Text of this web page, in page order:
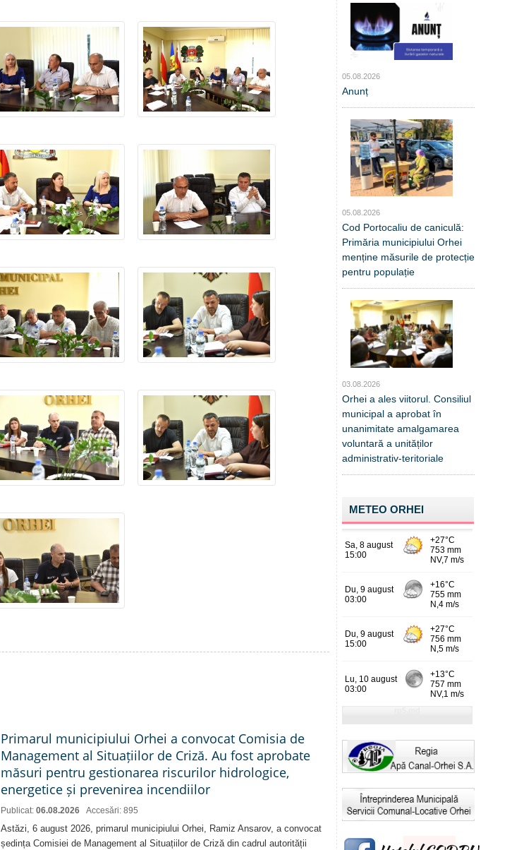
Primarul municipiului Orhei a convocat Comisia de
Management al Situațiilor de Criză. Au fost aprobate
măsuri pentru gestionarea riscurilor hidrologice,
energetice și prevenirea incendiilor
Publicat: 06.08.2026 Accesări: 895
Astăzi, 6 august 2026, primarul municipiului Orhei, Ramiz Ansarov, a convocat
ședința Comisiei de Management al Situațiilor de Criză din cadrul autorității
05.08.2026
Anunț
05.08.2026
Cod Portocaliu de caniculă:
Primăria municipiului Orhei
menține măsurile de protecție
pentru populație
03.08.2026
Orhei a ales viitorul. Consiliul
municipal a aprobat în
unanimitate amalgamarea
voluntară a unităților
administrativ-teritoriale
METEO ORHEI